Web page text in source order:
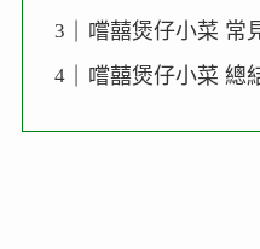
嚐囍煲仔小菜 常
嚐囍煲仔小菜 總